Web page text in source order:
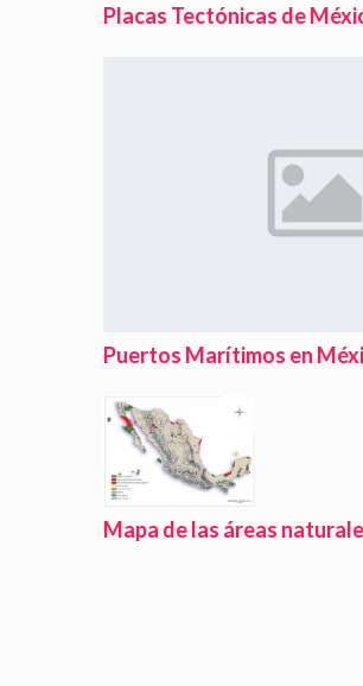
Placas Tectónicas de
Puertos Marítimos en
Mapa de las áreas